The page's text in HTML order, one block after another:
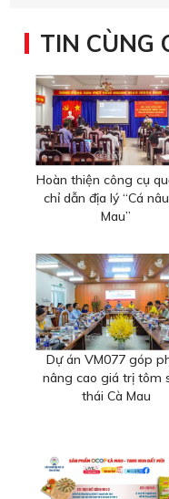
TIN CÙNG
Hoàn thiện công cụ
chỉ dẫn địa lý “Cá
Mau”
Dự án VM077 góp
nâng cao giá trị tôm
thái Cà Mau